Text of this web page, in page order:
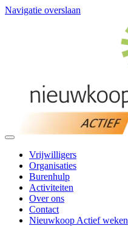
Navigatie overslaan
Vrijwilligers
Organisaties
Burenhulp
Activiteiten
Over ons
Contact
Nieuwkoop Actief weken